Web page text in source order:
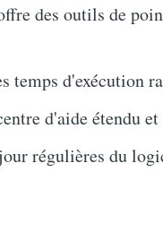
des outils de
temps d'exécution
d'aide étendu
régulières du